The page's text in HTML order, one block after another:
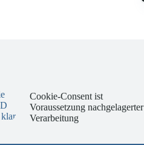
Cookie-Consent ist
Voraussetzung nachgelagerter
Verarbeitung